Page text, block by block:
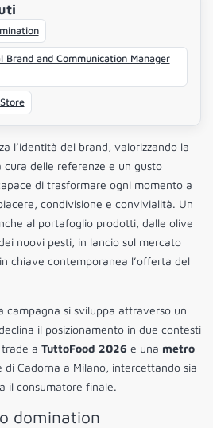
Brand and Communication Manager
l’identità del brand, valorizzando la
delle referenze e un gusto
di trasformare ogni momento a
condivisione e convivialità. Un
al portafoglio prodotti, dalle olive
nuovi pesti, in lancio sul mercato
chiave contemporanea l’offerta del
campagna si sviluppa attraverso un
il posizionamento in due contesti
a TuttoFood 2026 e una metro
di Cadorna a Milano, intercettando sia
il consumatore finale.
domination